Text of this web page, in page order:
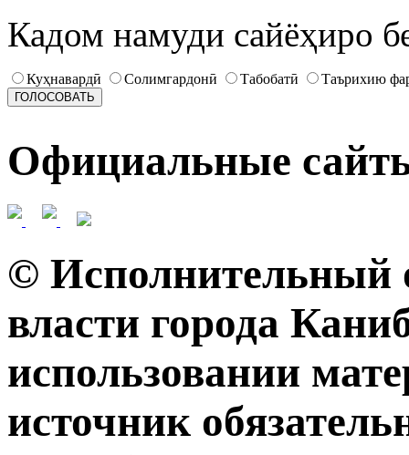
Кадом намуди сайёҳиро
Куҳнавардӣ Солимгардонӣ Табобатӣ Таърихию
Официальные
© Исполнительный
власти города
использовании
источник